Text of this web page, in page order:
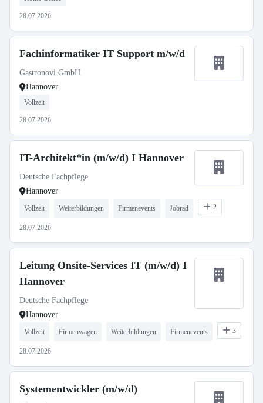
28.07.2026
Fachinformatiker IT Support m/w/d
Gastronovi GmbH
Hannover
Vollzeit
28.07.2026
IT-Architekt*in (m/w/d) I Hannover
Deutsche Fachpflege
Hannover
Vollzeit Weiterbildungen Firmenevents Jobrad 2
28.07.2026
Leitung Onsite-Services IT (m/w/d) I
Hannover
Deutsche Fachpflege
Hannover
Vollzeit Firmenwagen Weiterbildungen Firmenevents 3
28.07.2026
Systementwickler (m/w/d)